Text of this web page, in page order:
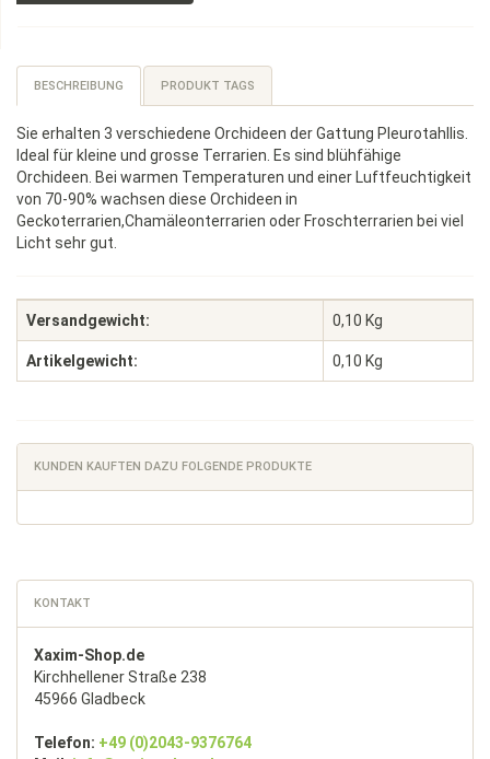
BESCHREIBUNG PRODUKT TAGS
Sie erhalten 3 verschiedene Orchideen der Gattung Pleurotahllis.
Ideal für kleine und grosse Terrarien. Es sind blühfähige
Orchideen. Bei warmen Temperaturen und einer Luftfeuchtigkeit
von 70-90% wachsen diese Orchideen in
Geckoterrarien,Chamäleonterrarien oder Froschterrarien bei viel
Licht sehr gut.
Versandgewicht: 0,10 Kg
Artikelgewicht: 0,10 Kg
KUNDEN KAUFTEN DAZU FOLGENDE PRODUKTE
KONTAKT
Xaxim-Shop.de
Kirchhellener Straße 238
45966 Gladbeck
Telefon: +49 (0)2043-9376764